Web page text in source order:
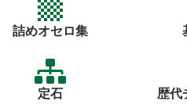
詰めオセロ集
定石 歴代